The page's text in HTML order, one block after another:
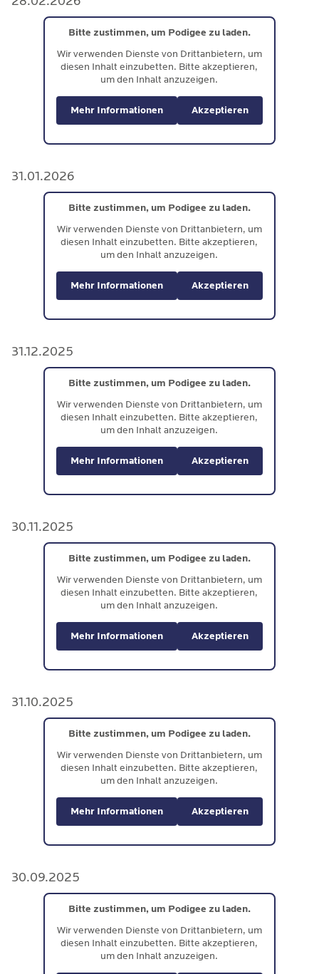
Bitte zustimmen, um Podigee zu laden.
Wir verwenden Dienste von Drittanbietern, um
diesen Inhalt einzubetten. Bitte akzeptieren,
um den Inhalt anzuzeigen.
Mehr Informationen Akzeptieren
31.01.2026
Bitte zustimmen, um Podigee zu laden.
Wir verwenden Dienste von Drittanbietern, um
diesen Inhalt einzubetten. Bitte akzeptieren,
um den Inhalt anzuzeigen.
Mehr Informationen Akzeptieren
31.12.2025
Bitte zustimmen, um Podigee zu laden.
Wir verwenden Dienste von Drittanbietern, um
diesen Inhalt einzubetten. Bitte akzeptieren,
um den Inhalt anzuzeigen.
Mehr Informationen Akzeptieren
30.11.2025
Bitte zustimmen, um Podigee zu laden.
Wir verwenden Dienste von Drittanbietern, um
diesen Inhalt einzubetten. Bitte akzeptieren,
um den Inhalt anzuzeigen.
Mehr Informationen Akzeptieren
31.10.2025
Bitte zustimmen, um Podigee zu laden.
Wir verwenden Dienste von Drittanbietern, um
diesen Inhalt einzubetten. Bitte akzeptieren,
um den Inhalt anzuzeigen.
Mehr Informationen Akzeptieren
30.09.2025
Bitte zustimmen, um Podigee zu laden.
Wir verwenden Dienste von Drittanbietern, um
diesen Inhalt einzubetten. Bitte akzeptieren,
um den Inhalt anzuzeigen.